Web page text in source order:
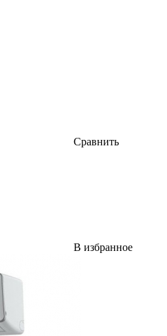
Сравнить
В избранное